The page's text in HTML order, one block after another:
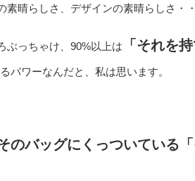
晴らしさ、デザインの素晴らしさ・
ぶっちゃけ、90%以上は
「それを
パワーなんだと、私は思います。
のバッグにくっついている